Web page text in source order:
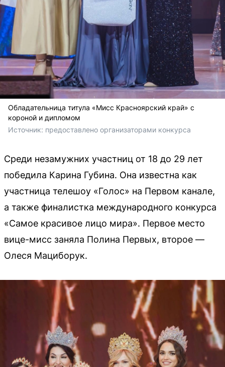
Обладательница титула «Мисс Красноярский край» с
короной и дипломом
Источник: предоставлено организаторами конкурса
Среди незамужних участниц от 18 до 29 лет
победила Карина Губина. Она известна как
участница телешоу «Голос» на Первом канале,
а также финалистка международного конкурса
«Самое красивое лицо мира». Первое место
вице-мисс заняла Полина Первых, второе —
Олеся Мациборук.